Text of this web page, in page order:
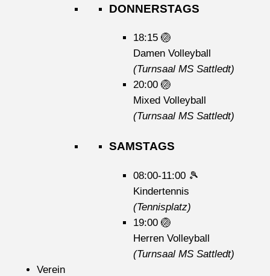
DONNERSTAGS
18:15🏐
Damen Volleyball
(Turnsaal MS Sattledt)
20:00🏐
Mixed Volleyball
(Turnsaal MS Sattledt)
SAMSTAGS
08:00-11:00 🎾
Kindertennis
(Tennisplatz)
19:00🏐
Herren Volleyball
(Turnsaal MS Sattledt)
Verein